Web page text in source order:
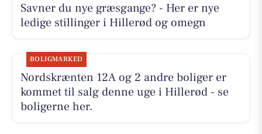
Savner du nye græsgange? - Her er nye
ledige stillinger i Hillerød og omegn
BOLIGMARKED
Nordskrænten 12A og 2 andre boliger er
kommet til salg denne uge i Hillerød - se
boligerne her.